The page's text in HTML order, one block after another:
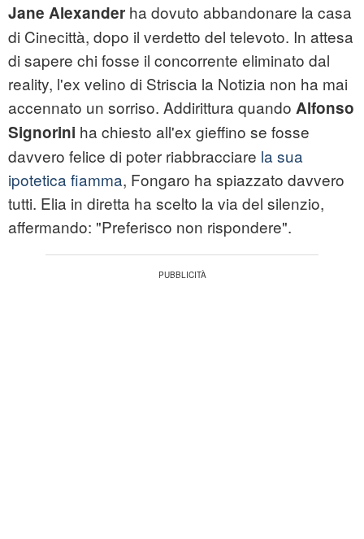
Jane Alexander ha dovuto abbandonare la casa
di Cinecittà, dopo il verdetto del televoto. In attesa
di sapere chi fosse il concorrente eliminato dal
reality, l'ex velino di Striscia la Notizia non ha mai
accennato un sorriso. Addirittura quando Alfonso
Signorini ha chiesto all'ex gieffino se fosse
davvero felice di poter riabbracciare la sua
ipotetica fiamma, Fongaro ha spiazzato davvero
tutti. Elia in diretta ha scelto la via del silenzio,
affermando: "Preferisco non rispondere".